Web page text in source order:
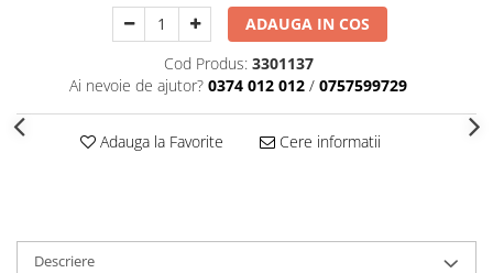
ADAUGA IN COS
Cod Produs: 3301137
Ai nevoie de ajutor? 0374 012 012 / 0757599729
Adauga la Favorite Cere informatii
Descriere